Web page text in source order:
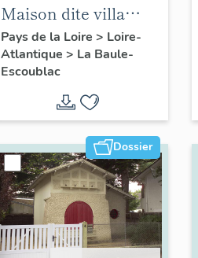
Maison dite villa
balnéaire Etchola, 2
avenue de
Chateaubriand
Pays de la Loire > Loire-
Atlantique > La Baule-
Escoublac
Dossier